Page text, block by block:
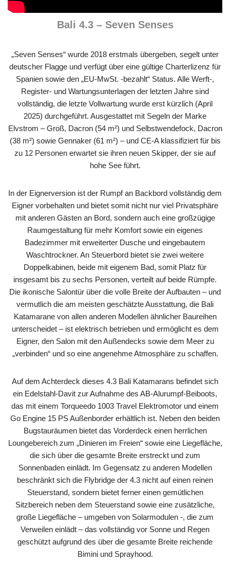
Bali 4.3 – Seven Senses
„Seven Senses“ wurde 2018 erstmals übergeben, segelt unter
deutscher Flagge und verfügt über eine gültige Charterlizenz für
Spanien sowie den „EU-MwSt. -bezahlt“ Status. Alle Werft-,
Register- und Wartungsunterlagen der letzten Jahre sind
vollständig, die letzte Vollwartung wurde erst kürzlich (April
2025) durchgeführt. Ausgestattet mit Segeln der Marke
Elvstrom – Groß, Dacron (54 m²) und Selbstwendefock, Dacron
(38 m²) sowie Gennaker (61 m²) – und CE-A klassifiziert für bis
zu 12 Personen erwartet sie ihren neuen Skipper, der sie auf
hohe See führt.
In der Eignerversion ist der Rumpf an Backbord vollständig dem
Eigner vorbehalten und bietet somit nicht nur viel Privatsphäre
mit anderen Gästen an Bord, sondern auch eine großzügige
Raumgestaltung für mehr Komfort sowie ein eigenes
Badezimmer mit erweiterter Dusche und eingebautem
Waschtrockner. An Steuerbord bietet sie zwei weitere
Doppelkabinen, beide mit eigenem Bad, somit Platz für
insgesamt bis zu sechs Personen, verteilt auf beide Rümpfe.
Die ikonische Salontür über die volle Breite der Aufbauten – und
vermutlich die am meisten geschätzte Ausstattung, die Bali
Katamarane von allen anderen Modellen ähnlicher Baureihen
unterscheidet – ist elektrisch betrieben und ermöglicht es dem
Eigner, den Salon mit den Außendecks sowie dem Meer zu
„verbinden“ und so eine angenehme Atmosphäre zu schaffen.
Auf dem Achterdeck dieses 4.3 Bali Katamarans befindet sich
ein Edelstahl-Davit zur Aufnahme des AB-Alurumpf-Beiboots,
das mit einem Torqueedo 1003 Travel Elektromotor und einem
Go Engine 15 PS Außenborder erhältlich ist. Neben den beiden
Bugstauräumen bietet das Vorderdeck einen herrlichen
Loungebereich zum „Dinieren im Freien“ sowie eine Liegefläche,
die sich über die gesamte Breite erstreckt und zum
Sonnenbaden einlädt. Im Gegensatz zu anderen Modellen
beschränkt sich die Flybridge der 4.3 nicht auf einen reinen
Steuerstand, sondern bietet ferner einen gemütlichen
Sitzbereich neben dem Steuerstand sowie eine zusätzliche,
große Liegefläche – umgeben von Solarmodulen -, die zum
Verweilen einlädt – das vollständig vor Sonne und Regen
geschützt aufgrund des über die gesamte Breite reichende
Bimini und Sprayhood.